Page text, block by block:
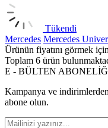
Tükendi
Mercedes Mercedes
Ürünün fiyatını görmek için
Toplam 6 ürün
E - BÜLTEN
Kampanya ve
abone olun.